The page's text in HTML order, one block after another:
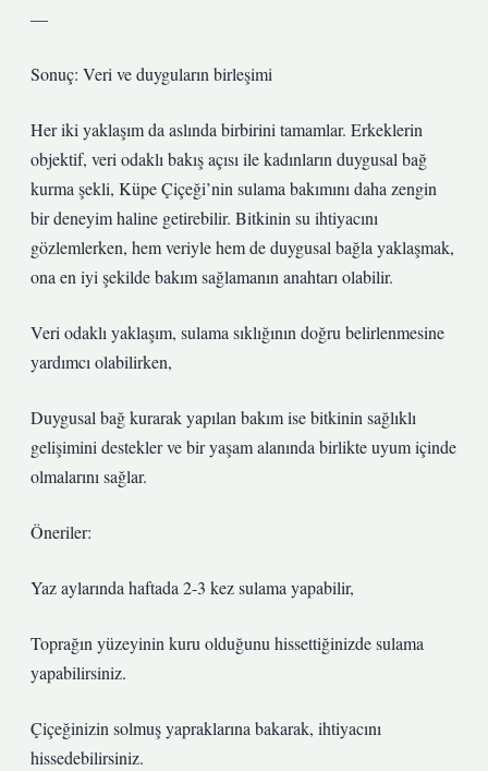
—
Sonuç: Veri ve duyguların birleşimi
Her iki yaklaşım da aslında birbirini tamamlar. Erkeklerin
objektif, veri odaklı bakış açısı ile kadınların duygusal bağ
kurma şekli, Küpe Çiçeği’nin sulama bakımını daha zengin
bir deneyim haline getirebilir. Bitkinin su ihtiyacını
gözlemlerken, hem veriyle hem de duygusal bağla yaklaşmak,
ona en iyi şekilde bakım sağlamanın anahtarı olabilir.
Veri odaklı yaklaşım, sulama sıklığının doğru belirlenmesine
yardımcı olabilirken,
Duygusal bağ kurarak yapılan bakım ise bitkinin sağlıklı
gelişimini destekler ve bir yaşam alanında birlikte uyum içinde
olmalarını sağlar.
Öneriler:
Yaz aylarında haftada 2-3 kez sulama yapabilir,
Toprağın yüzeyinin kuru olduğunu hissettiğinizde sulama
yapabilirsiniz.
Çiçeğinizin solmuş yapraklarına bakarak, ihtiyacını
hissedebilirsiniz.